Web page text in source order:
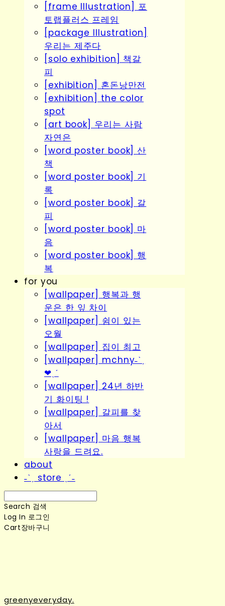
[frame Illustration] 포
토랩플러스 프레임
[package Illustration]
우리는 제주다
[solo exhibition] 책갈
피
[exhibition] 혼돈낭만전
[exhibition] the color
spot
[art book] 우리는 사람
자연은
[word poster book] 산
책
[word poster book] 기
록
[word poster book] 갈
피
[word poster book] 마
음
[word poster book] 행
복
for you
[wallpaper] 행복과 행
운은 한 잎 차이
[wallpaper] 쉼이 있는
오월
[wallpaper] 집이 최고
[wallpaper] mchny˗ˋˏ
❤︎ˎˊ
[wallpaper] 24년 하반
기 화이팅 !
[wallpaper] 갈피를 찾
아서
[wallpaper] 마음 행복
사랑을 드려요.
about
˗ˋˏ store ˎˊ˗
Search 검색
Log In 로그인
Cart장바구니
greenyeveryday.